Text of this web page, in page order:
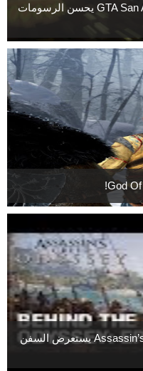
مود جديد تحصل عليه لعبة GTA San Andreas يحسن الرسومات
فيديو جديد للعبة Assassin’s Creed Odyssey يستعرض السفن